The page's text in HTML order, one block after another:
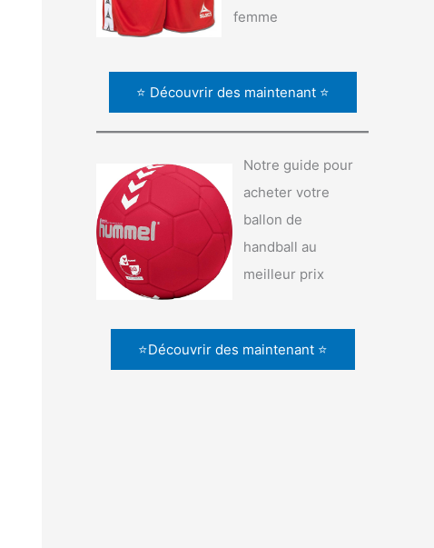
femme
⭐ Découvrir des maintenant ⭐
Notre guide pour
acheter votre
ballon de
handball au
meilleur prix
⭐Découvrir des maintenant ⭐